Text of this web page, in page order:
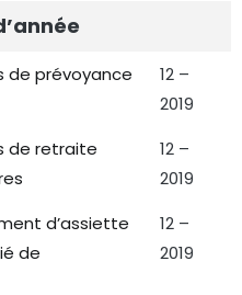
de prévoyance
12 –
2019
de retraite
12 –
2019
d’assiette
de
12 –
2019